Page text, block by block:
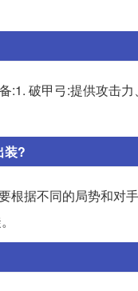
:1. 破甲弓:提供攻击
装?
根据不同的局势和对